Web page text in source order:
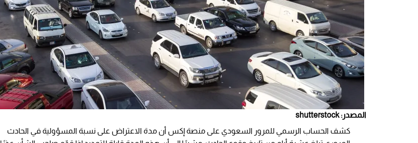
المصدر: shutterstock
كشف الحساب الرسمي للمرور السعودي على منصة إكس أن مدة الاعتراض على نسبة المسؤولية في الحادث